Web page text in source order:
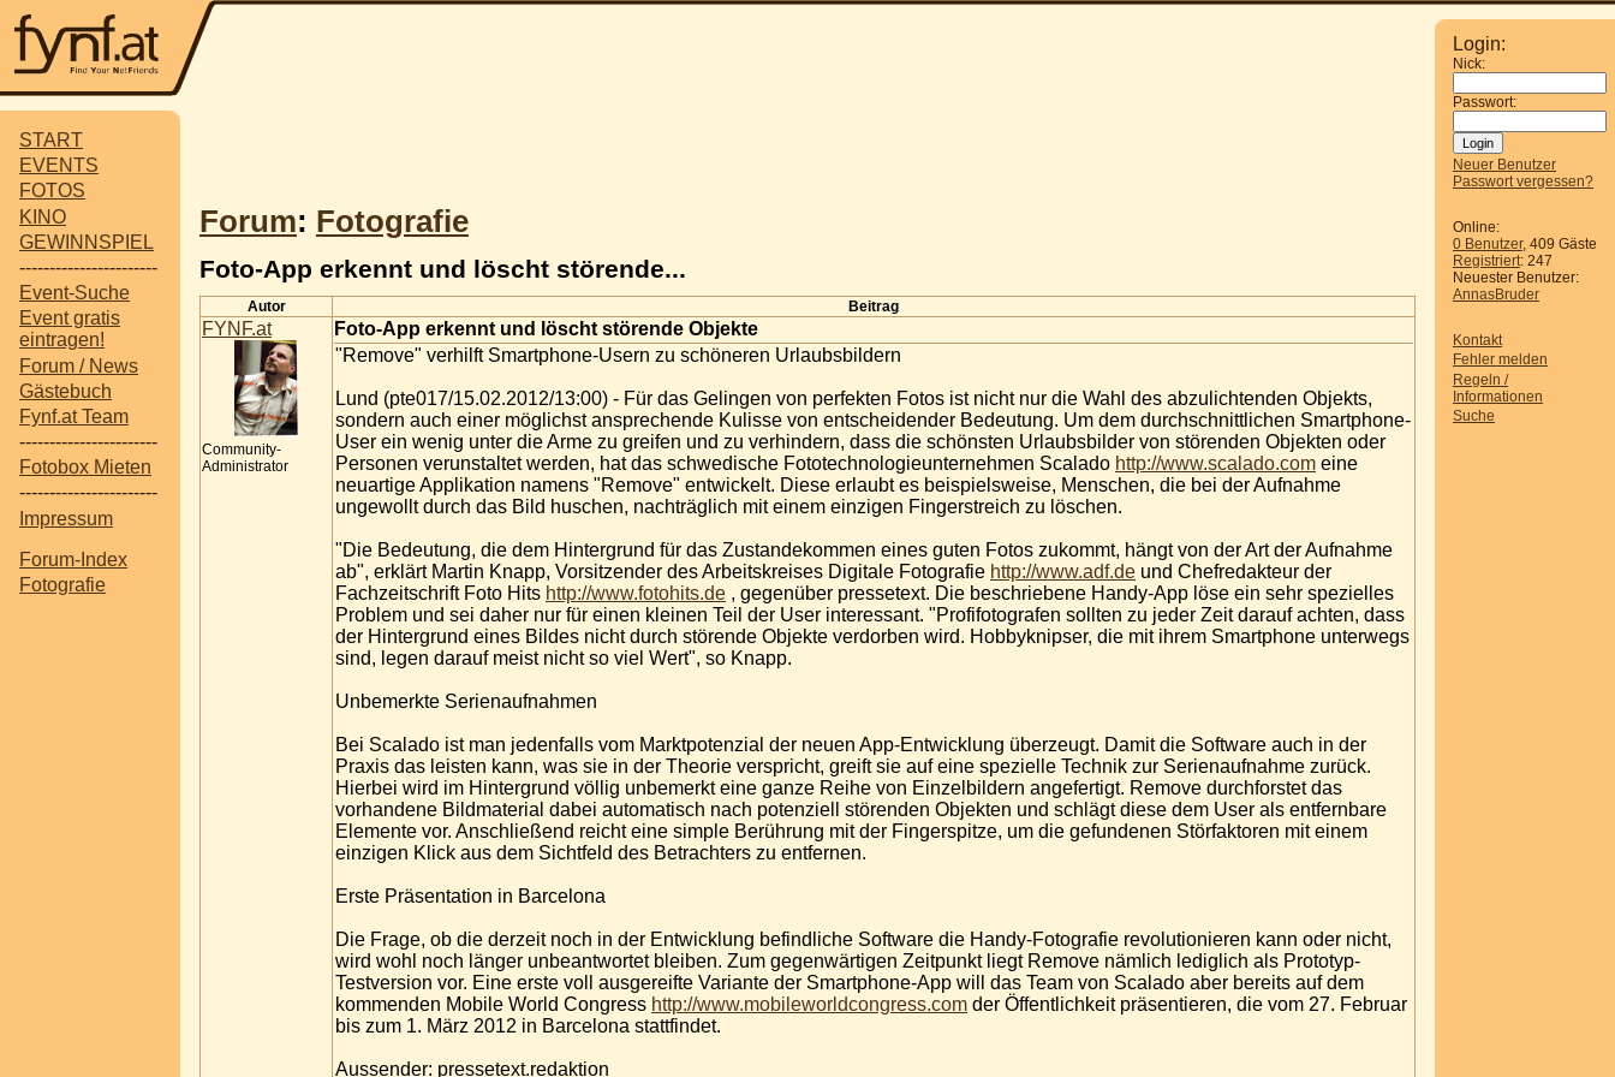
START
EVENTS
FOTOS
KINO
GEWINNSPIEL
-----------------------
Event-Suche
Event gratis
eintragen!
Forum / News
Gästebuch
Fynf.at Team
-----------------------
Fotobox Mieten
-----------------------
Impressum
Forum-Index
Fotografie
Login:
Nick:
Passwort:
Neuer Benutzer
Passwort vergessen?
Online:
0 Benutzer, 409 Gäste
Registriert: 247
Neuester Benutzer:
AnnasBruder
Kontakt
Fehler melden
Regeln /
Informationen
Suche
Forum: Fotografie
Foto-App erkennt und löscht störende...
Autor Beitrag
FYNF.at
Community-
Administrator
Foto-App erkennt und löscht störende Objekte
"Remove" verhilft Smartphone-Usern zu schöneren Urlaubsbildern
Lund (pte017/15.02.2012/13:00) - Für das Gelingen von perfekten Fotos ist nicht nur die Wahl des abzulichtenden Objekts,
sondern auch einer möglichst ansprechende Kulisse von entscheidender Bedeutung. Um dem durchschnittlichen Smartphone-
User ein wenig unter die Arme zu greifen und zu verhindern, dass die schönsten Urlaubsbilder von störenden Objekten oder
Personen verunstaltet werden, hat das schwedische Fototechnologieunternehmen Scalado http://www.scalado.com eine
neuartige Applikation namens "Remove" entwickelt. Diese erlaubt es beispielsweise, Menschen, die bei der Aufnahme
ungewollt durch das Bild huschen, nachträglich mit einem einzigen Fingerstreich zu löschen.
"Die Bedeutung, die dem Hintergrund für das Zustandekommen eines guten Fotos zukommt, hängt von der Art der Aufnahme
ab", erklärt Martin Knapp, Vorsitzender des Arbeitskreises Digitale Fotografie http://www.adf.de und Chefredakteur der
Fachzeitschrift Foto Hits http://www.fotohits.de , gegenüber pressetext. Die beschriebene Handy-App löse ein sehr spezielles
Problem und sei daher nur für einen kleinen Teil der User interessant. "Profifotografen sollten zu jeder Zeit darauf achten, dass
der Hintergrund eines Bildes nicht durch störende Objekte verdorben wird. Hobbyknipser, die mit ihrem Smartphone unterwegs
sind, legen darauf meist nicht so viel Wert", so Knapp.
Unbemerkte Serienaufnahmen
Bei Scalado ist man jedenfalls vom Marktpotenzial der neuen App-Entwicklung überzeugt. Damit die Software auch in der
Praxis das leisten kann, was sie in der Theorie verspricht, greift sie auf eine spezielle Technik zur Serienaufnahme zurück.
Hierbei wird im Hintergrund völlig unbemerkt eine ganze Reihe von Einzelbildern angefertigt. Remove durchforstet das
vorhandene Bildmaterial dabei automatisch nach potenziell störenden Objekten und schlägt diese dem User als entfernbare
Elemente vor. Anschließend reicht eine simple Berührung mit der Fingerspitze, um die gefundenen Störfaktoren mit einem
einzigen Klick aus dem Sichtfeld des Betrachters zu entfernen.
Erste Präsentation in Barcelona
Die Frage, ob die derzeit noch in der Entwicklung befindliche Software die Handy-Fotografie revolutionieren kann oder nicht,
wird wohl noch länger unbeantwortet bleiben. Zum gegenwärtigen Zeitpunkt liegt Remove nämlich lediglich als Prototyp-
Testversion vor. Eine erste voll ausgereifte Variante der Smartphone-App will das Team von Scalado aber bereits auf dem
kommenden Mobile World Congress http://www.mobileworldcongress.com der Öffentlichkeit präsentieren, die vom 27. Februar
bis zum 1. März 2012 in Barcelona stattfindet.
Aussender: pressetext.redaktion